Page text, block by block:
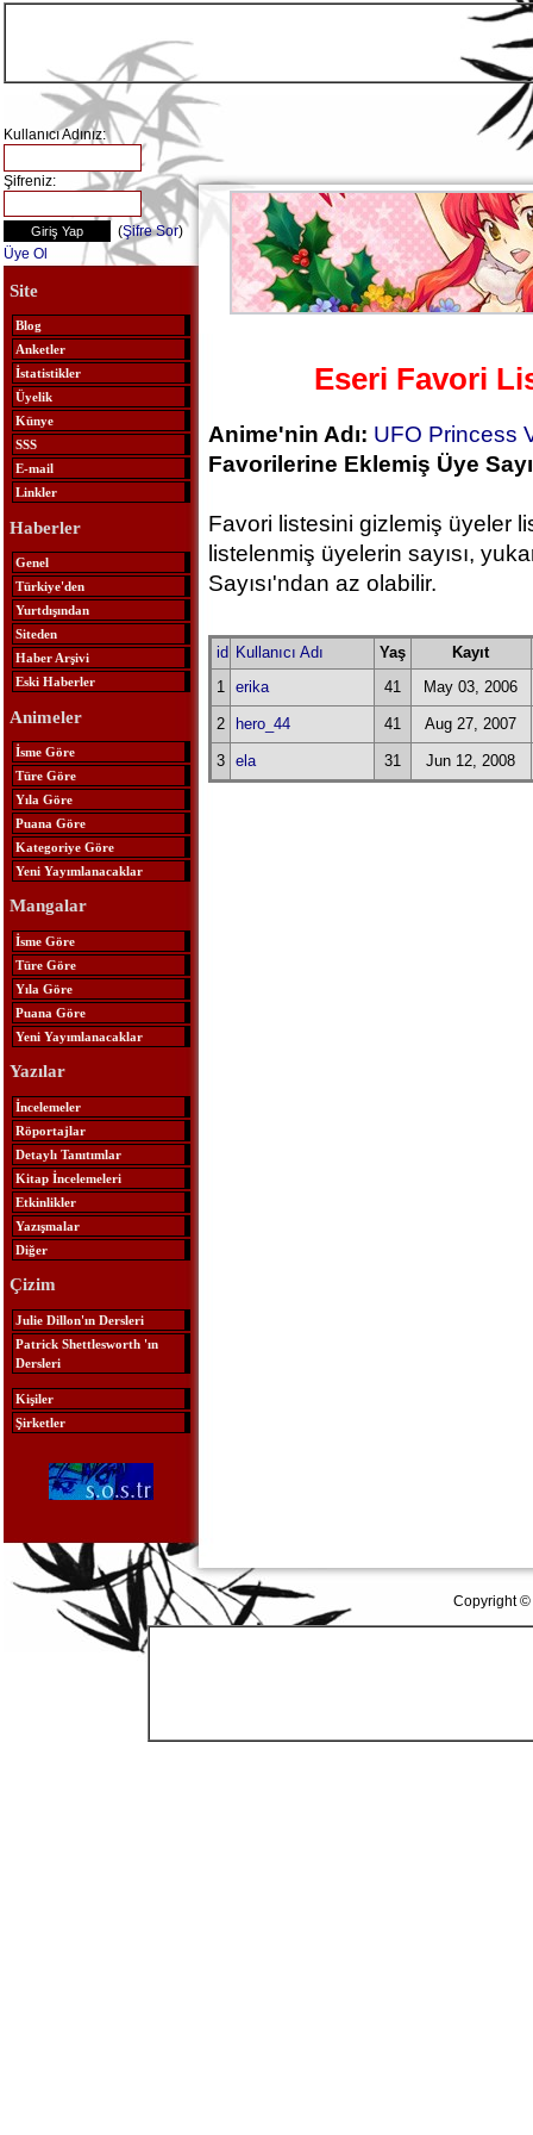
Kullanıcı Adınız:
Şifreniz:
(Şifre Sor)
Üye Ol
Site
Blog
Anketler
İstatistikler
Üyelik
Künye
SSS
E-mail
Linkler
Haberler
Genel
Türkiye'den
Yurtdışından
Siteden
Haber Arşivi
Eski Haberler
Animeler
İsme Göre
Türe Göre
Yıla Göre
Puana Göre
Kategoriye Göre
Yeni Yayımlanacaklar
Mangalar
İsme Göre
Türe Göre
Yıla Göre
Puana Göre
Yeni Yayımlanacaklar
Yazılar
İncelemeler
Röportajlar
Detaylı Tanıtımlar
Kitap İncelemeleri
Etkinlikler
Yazışmalar
Diğer
Çizim
Julie Dillon'ın Dersleri
Patrick Shettlesworth 'ın
Dersleri
Kişiler
Şirketler
Eseri Favori
Anime'nin Adı: UFO Princess
Favorilerine Eklemiş Üye
Favori listesini gizlemiş üyeler
listelenmiş üyelerin sayısı,
Sayısı'ndan az olabilir.
id Kullanıcı Adı Yaş
Kayıt
1 erika 41 May 03, 2006
2 hero_44 41 Aug 27, 2007
3 ela 31 Jun 12, 2008
Copyright ©